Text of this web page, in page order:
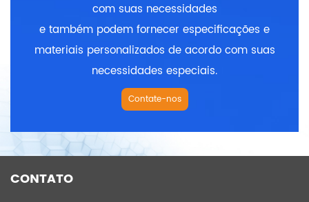
com suas necessidades
e também podem fornecer especificações e
materiais personalizados de acordo com suas
necessidades especiais.
Contate-nos
CONTATO